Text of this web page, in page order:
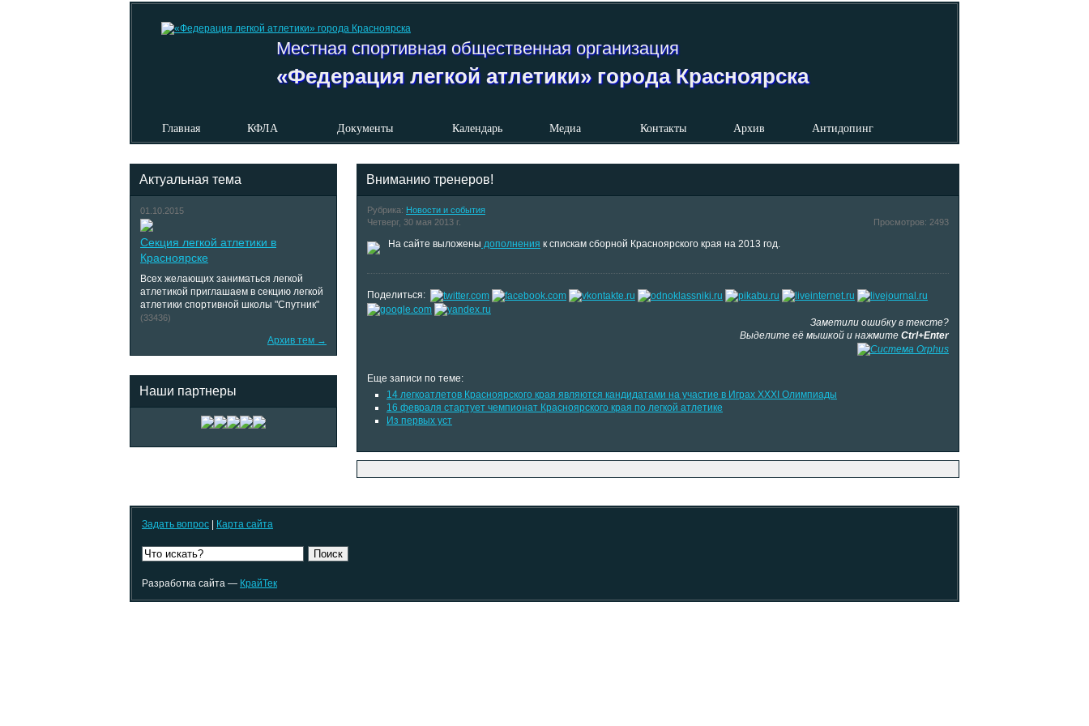
Местная спортивная общественная организация
«Федерация легкой атлетики» города Красноярска
Главная КФЛА Документы Календарь Медиа Контакты Архив Антидопинг
Актуальная тема
01.10.2015
Секция легкой атлетики в
Красноярске
Всех желающих заниматься легкой
атлетикой приглашаем в секцию легкой
атлетики спортивной школы "Спутник"
(33436)
Архив тем →
Наши партнеры
Вниманию тренеров!
Рубрика: Новости и события
Четверг, 30 мая 2013 г.
Просмотров: 2493
На сайте выложены дополнения к спискам сборной Красноярского края на 2013 год.
Поделиться:
Заметили ошибку в тексте?
Выделите её мышкой и нажмите Ctrl+Enter
Еще записи по теме:
14 легкоатлетов Красноярского края являются кандидатами на участие в Играх XXXI Олимпиады
16 февраля стартует чемпионат Красноярского края по легкой атлетике
Из первых уст
Задать вопрос | Карта сайта
Поиск
Разработка сайта — КрайТек